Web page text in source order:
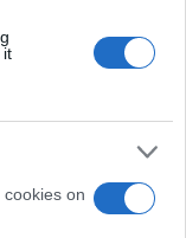
it
on